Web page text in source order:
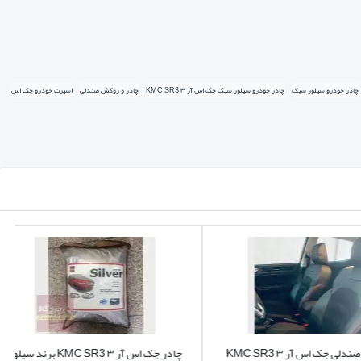
خودرو بخرم؟ یا اینکه چه جنسی برای چادر ماشین خوب هست؟
یا خیر؟ و از همه مهمتر اینکه چادر از لحاظ ابعاد و اندازه
در چارچرخ کالا داشته باشیم تا بتوانیم بهتر تصمیم را
چادر خودرو سیلور سبک چادر خودرو سیلور سبک جک اس آر ۳ KMC SR3 چادر و روکش صندلی اسپرت خودرو جک اس
چادر جک اس آر ۳ KMC SR3 برند سیلور روکش صندلی جک اس آر ۳ KMC SR3